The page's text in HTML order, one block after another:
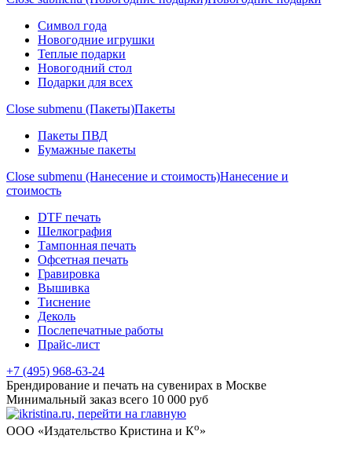
Символ года
Новогодние игрушки
Теплые подарки
Новогодний стол
Подарки для всех
Close submenu (Пакеты)Пакеты
Пакеты ПВД
Бумажные пакеты
Close submenu (Нанесение и стоимость)Нанесение и
стоимость
DTF печать
Шелкография
Тампонная печать
Офсетная печать
Гравировка
Вышивка
Тиснение
Деколь
Послепечатные работы
Прайс-лист
+7 (495) 968-63-24
Брендирование и печать на сувенирах в Москве
Минимальный заказ всего 10 000 руб
ООО «Издательство Кристина и Ко»